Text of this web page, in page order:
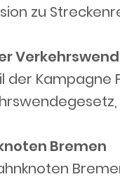
zu
der
Bremen